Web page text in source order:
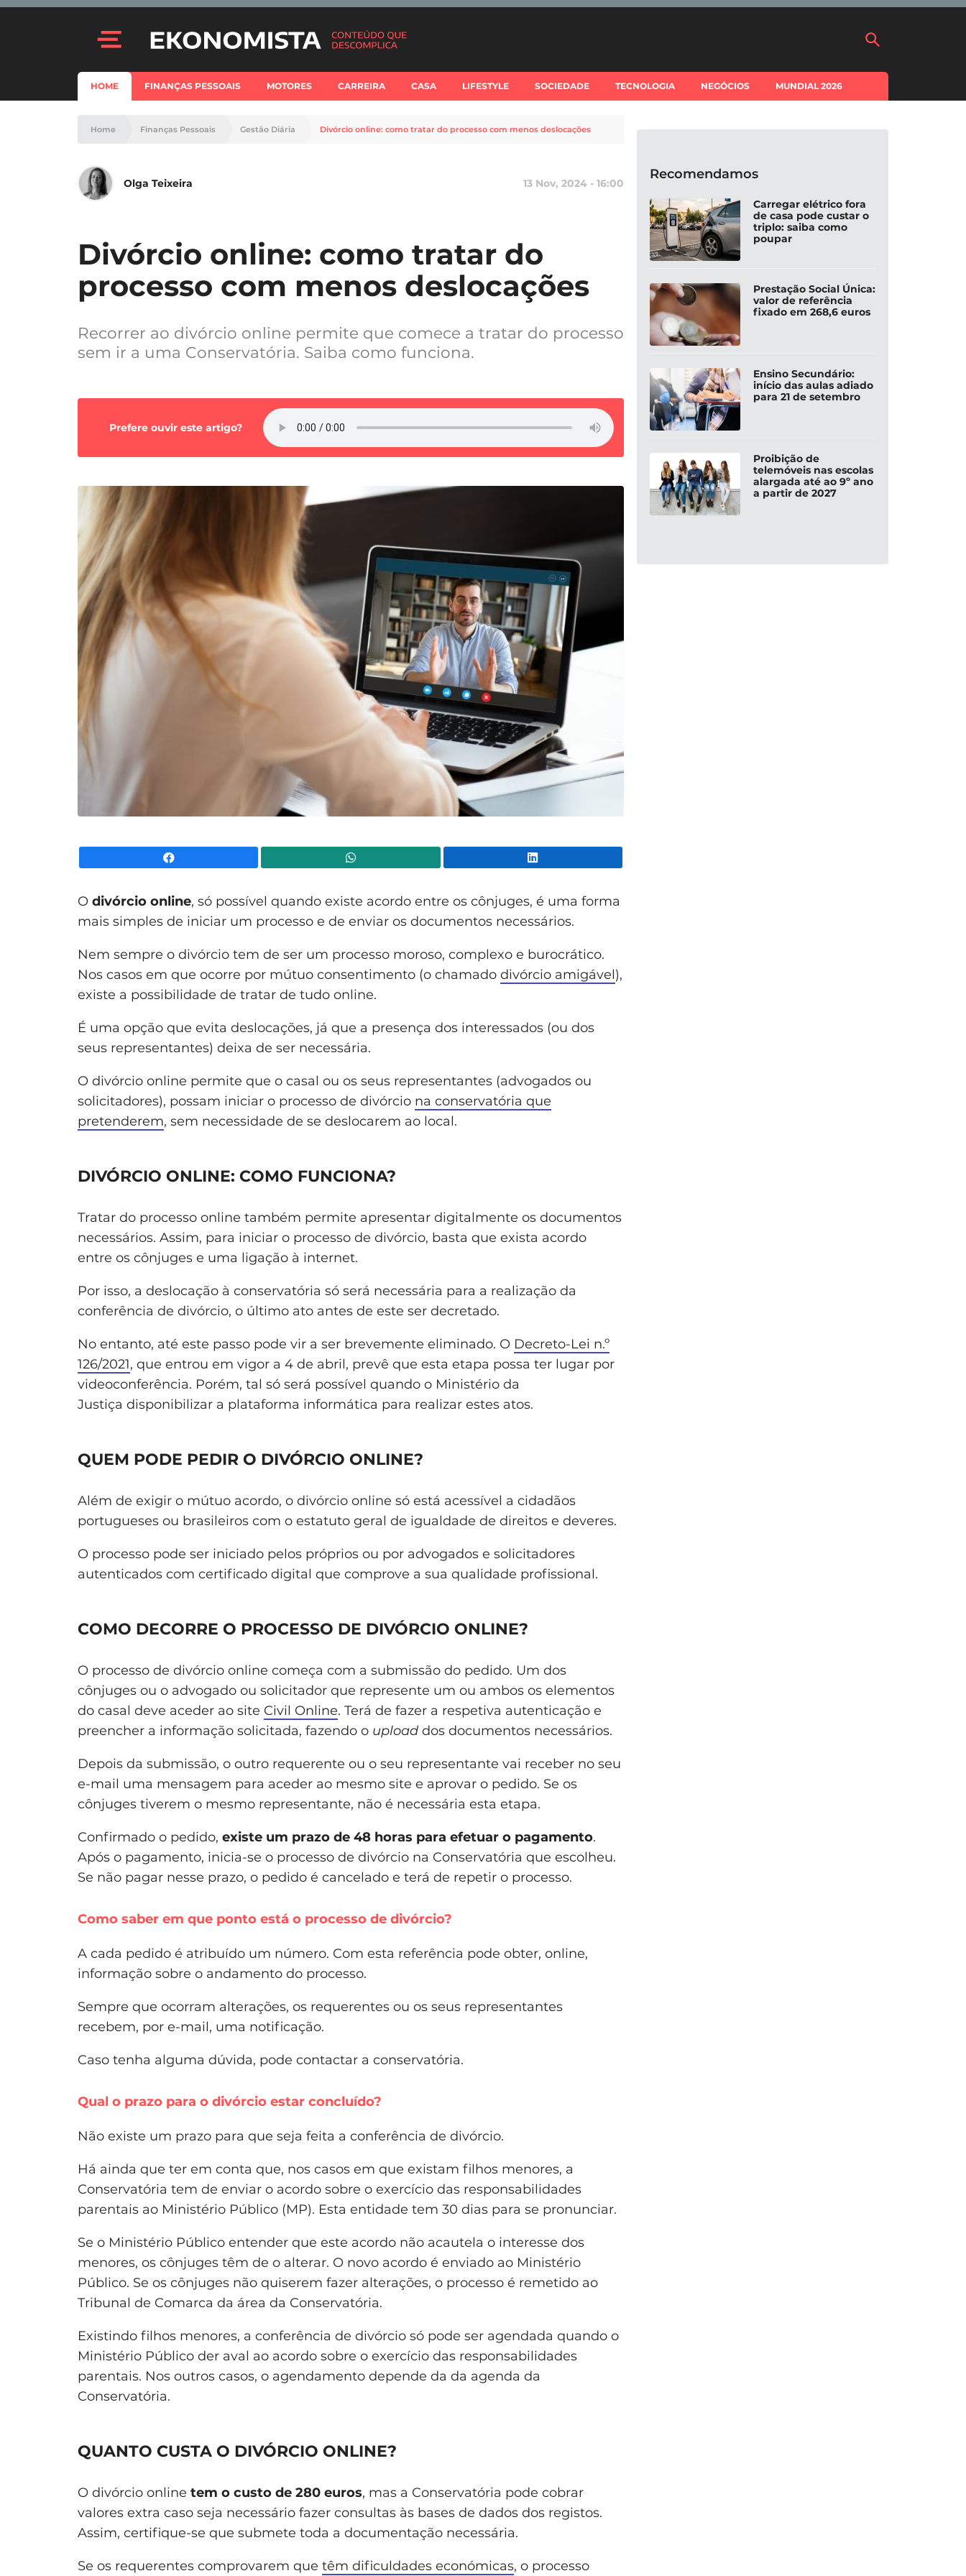
HOME FINANÇAS PESSOAIS MOTORES CARREIRA CASA LIFESTYLE SOCIEDADE TECNOLOGIA NEGÓCIOS MUNDIAL 2026
Home Finanças Pessoais Gestão Diária Divórcio online: como tratar do processo com menos deslocações
Olga Teixeira 13 Nov, 2024 - 16:00
Divórcio online: como tratar do
processo com menos deslocações
Recorrer ao divórcio online permite que comece a tratar do processo
sem ir a uma Conservatória. Saiba como funciona.
Prefere ouvir este artigo?
O divórcio online, só possível quando existe acordo entre os cônjuges, é uma forma
mais simples de iniciar um processo e de enviar os documentos necessários.
Nem sempre o divórcio tem de ser um processo moroso, complexo e burocrático.
Nos casos em que ocorre por mútuo consentimento (o chamado divórcio amigável),
existe a possibilidade de tratar de tudo online.
É uma opção que evita deslocações, já que a presença dos interessados (ou dos
seus representantes) deixa de ser necessária.
O divórcio online permite que o casal ou os seus representantes (advogados ou
solicitadores), possam iniciar o processo de divórcio na conservatória que
pretenderem, sem necessidade de se deslocarem ao local.
DIVÓRCIO ONLINE: COMO FUNCIONA?
Tratar do processo online também permite apresentar digitalmente os documentos
necessários. Assim, para iniciar o processo de divórcio, basta que exista acordo
entre os cônjuges e uma ligação à internet.
Por isso, a deslocação à conservatória só será necessária para a realização da
conferência de divórcio, o último ato antes de este ser decretado.
No entanto, até este passo pode vir a ser brevemente eliminado. O Decreto-Lei n.º
126/2021, que entrou em vigor a 4 de abril, prevê que esta etapa possa ter lugar por
videoconferência. Porém, tal só será possível quando o Ministério da
Justiça disponibilizar a plataforma informática para realizar estes atos.
QUEM PODE PEDIR O DIVÓRCIO ONLINE?
Além de exigir o mútuo acordo, o divórcio online só está acessível a cidadãos
portugueses ou brasileiros com o estatuto geral de igualdade de direitos e deveres.
O processo pode ser iniciado pelos próprios ou por advogados e solicitadores
autenticados com certificado digital que comprove a sua qualidade profissional.
COMO DECORRE O PROCESSO DE DIVÓRCIO ONLINE?
O processo de divórcio online começa com a submissão do pedido. Um dos
cônjuges ou o advogado ou solicitador que represente um ou ambos os elementos
do casal deve aceder ao site Civil Online. Terá de fazer a respetiva autenticação e
preencher a informação solicitada, fazendo o upload dos documentos necessários.
Depois da submissão, o outro requerente ou o seu representante vai receber no seu
e-mail uma mensagem para aceder ao mesmo site e aprovar o pedido. Se os
cônjuges tiverem o mesmo representante, não é necessária esta etapa.
Confirmado o pedido, existe um prazo de 48 horas para efetuar o pagamento.
Após o pagamento, inicia-se o processo de divórcio na Conservatória que escolheu.
Se não pagar nesse prazo, o pedido é cancelado e terá de repetir o processo.
Como saber em que ponto está o processo de divórcio?
A cada pedido é atribuído um número. Com esta referência pode obter, online,
informação sobre o andamento do processo.
Sempre que ocorram alterações, os requerentes ou os seus representantes
recebem, por e-mail, uma notificação.
Caso tenha alguma dúvida, pode contactar a conservatória.
Qual o prazo para o divórcio estar concluído?
Não existe um prazo para que seja feita a conferência de divórcio.
Há ainda que ter em conta que, nos casos em que existam filhos menores, a
Conservatória tem de enviar o acordo sobre o exercício das responsabilidades
parentais ao Ministério Público (MP). Esta entidade tem 30 dias para se pronunciar.
Se o Ministério Público entender que este acordo não acautela o interesse dos
menores, os cônjuges têm de o alterar. O novo acordo é enviado ao Ministério
Público. Se os cônjuges não quiserem fazer alterações, o processo é remetido ao
Tribunal de Comarca da área da Conservatória.
Existindo filhos menores, a conferência de divórcio só pode ser agendada quando o
Ministério Público der aval ao acordo sobre o exercício das responsabilidades
parentais. Nos outros casos, o agendamento depende da da agenda da
Conservatória.
QUANTO CUSTA O DIVÓRCIO ONLINE?
O divórcio online tem o custo de 280 euros, mas a Conservatória pode cobrar
valores extra caso seja necessário fazer consultas às bases de dados dos registos.
Assim, certifique-se que submete toda a documentação necessária.
Se os requerentes comprovarem que têm dificuldades económicas, o processo
Recomendamos
Carregar elétrico fora
de casa pode custar o
triplo: saiba como
poupar
Prestação Social Única:
valor de referência
fixado em 268,6 euros
Ensino Secundário:
início das aulas adiado
para 21 de setembro
Proibição de
telemóveis nas escolas
alargada até ao 9º ano
a partir de 2027